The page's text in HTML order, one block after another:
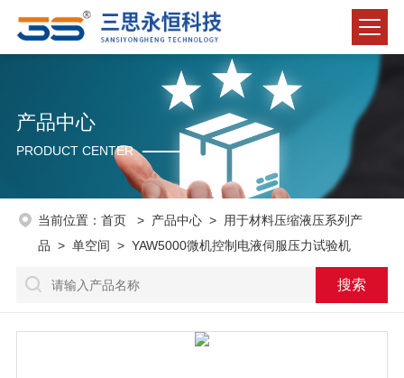
产品中心
PRODUCT CENTER
当前位置： 首页 > 产品中心>
用于材料压缩液压系列产
品 > 单空间 > YAW5000微机控制电液伺服压力试验机